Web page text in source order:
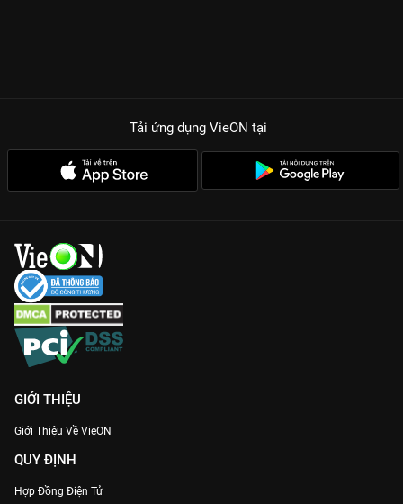
Tải ứng dụng VieON tại
GIỚI THIỆU
Giới Thiệu Về VieON
QUY ĐỊNH
Hợp Đồng Điện Tử